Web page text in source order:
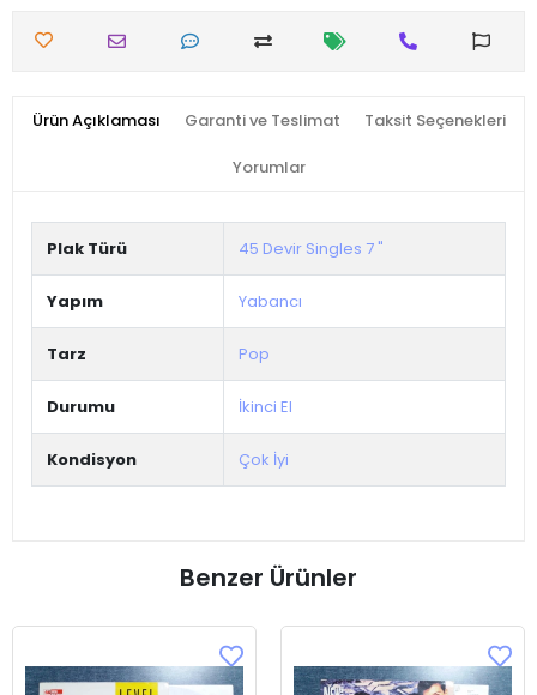
Ürün Açıklaması Garanti ve Teslimat Taksit Seçenekleri
Yorumlar
Plak Türü 45 Devir Singles 7 "
Yapım Yabancı
Tarz Pop
Durumu İkinci El
Kondisyon Çok İyi
Benzer Ürünler